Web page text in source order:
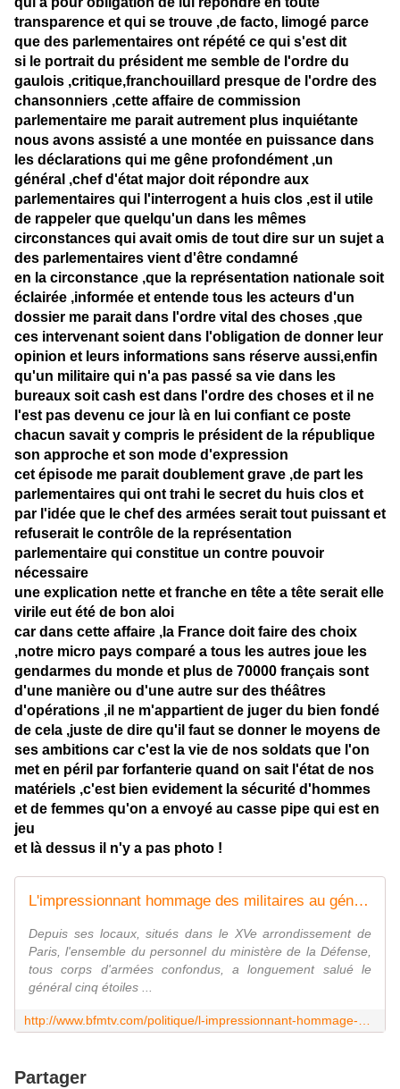
transparence et qui se trouve ,de facto, limogé parce
que des parlementaires ont répété ce qui s'est dit
si le portrait du président me semble de l'ordre du
gaulois ,critique,franchouillard presque de l'ordre des
chansonniers ,cette affaire de commission
parlementaire me parait autrement plus inquiétante
nous avons assisté a une montée en puissance dans
les déclarations qui me gêne profondément ,un
général ,chef d'état major doit répondre aux
parlementaires qui l'interrogent a huis clos ,est il utile
de rappeler que quelqu'un dans les mêmes
circonstances qui avait omis de tout dire sur un sujet a
des parlementaires vient d'être condamné
en la circonstance ,que la représentation nationale soit
éclairée ,informée et entende tous les acteurs d'un
dossier me parait dans l'ordre vital des choses ,que
ces intervenant soient dans l'obligation de donner leur
opinion et leurs informations sans réserve aussi,enfin
qu'un militaire qui n'a pas passé sa vie dans les
bureaux soit cash est dans l'ordre des choses et il ne
l'est pas devenu ce jour là en lui confiant ce poste
chacun savait y compris le président de la république
son approche et son mode d'expression
cet épisode me parait doublement grave ,de part les
parlementaires qui ont trahi le secret du huis clos et
par l'idée que le chef des armées serait tout puissant et
refuserait le contrôle de la représentation
parlementaire qui constitue un contre pouvoir
nécessaire
une explication nette et franche en tête a tête serait elle
virile eut été de bon aloi
car dans cette affaire ,la France doit faire des choix
,notre micro pays comparé a tous les autres joue les
gendarmes du monde et plus de 70000 français sont
d'une manière ou d'une autre sur des théâtres
d'opérations ,il ne m'appartient de juger du bien fondé
de cela ,juste de dire qu'il faut se donner le moyens de
ses ambitions car c'est la vie de nos soldats que l'on
met en péril par forfanterie quand on sait l'état de nos
matériels ,c'est bien evidement la sécurité d'hommes
et de femmes qu'on a envoyé au casse pipe qui est en
jeu
et là dessus il n'y a pas photo !
L'impressionnant hommage des militaires au général de Villiers à son départ du ministère
Depuis ses locaux, situés dans le XVe arrondissement de
Paris, l'ensemble du personnel du ministère de la Défense,
tous corps d'armées confondus, a longuement salué le
général cinq étoiles ...
Partager